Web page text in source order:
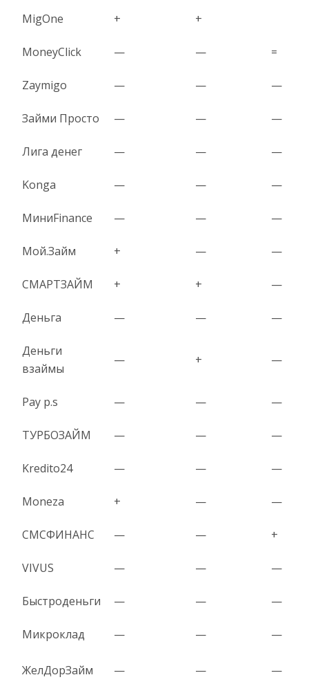
MigOne + +
MoneyClick — — =
Zaymigo — — —
Займи Просто — — —
Лига денег — — —
Konga — — —
МиниFinance — — —
Мой.Займ + — —
СМАРТЗАЙМ + + —
Деньга — — —
Деньги
взаймы
— + —
Pay p.s — — —
ТУРБОЗАЙМ — — —
Kredito24 — — —
Moneza + — —
СМСФИНАНС — — +
VIVUS — — —
Быстроденьги — — —
Микроклад — — —
ЖелДорЗайм — — —